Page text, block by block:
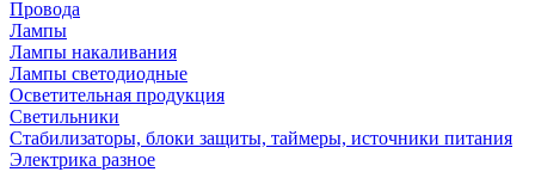
Провода
Лампы
Лампы накаливания
Лампы светодиодные
Осветительная продукция
Светильники
Стабилизаторы, блоки защиты, таймеры, источники питания
Электрика разное